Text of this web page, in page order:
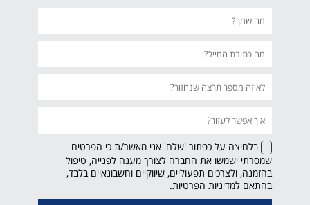
בלחיצה על כפתור 'שלח' אני מאשר/ת כי הפרטים
שמסרתי ישמשו את החברה לצורך מענה לפנייה, טיפול
בהזמנה, ולצרכים תפעוליים, שיווקיים וחשבונאיים בלבד,
בהתאם קישור
נפתח
למדיניות הפרטיות.